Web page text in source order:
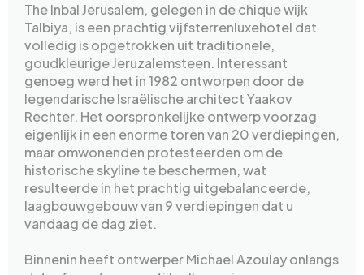
The Inbal Jerusalem, gelegen in de chique wijk
Talbiya, is een prachtig vijfsterrenluxehotel dat
volledig is opgetrokken uit traditionele,
goudkleurige Jeruzalemsteen. Interessant
genoeg werd het in 1982 ontworpen door de
legendarische Israëlische architect Yaakov
Rechter. Het oorspronkelijke ontwerp voorzag
eigenlijk in een enorme toren van 20 verdiepingen,
maar omwonenden protesteerden om de
historische skyline te beschermen, wat
resulteerde in het prachtig uitgebalanceerde,
laagbouwgebouw van 9 verdiepingen dat u
vandaag de dag ziet.
Binnenin heeft ontwerper Michael Azoulay onlangs